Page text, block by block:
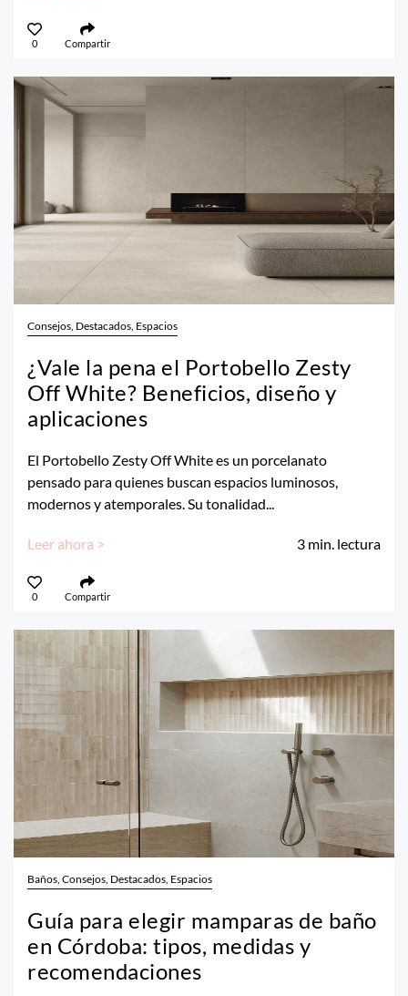
0 Compartir
Consejos, Destacados, Espacios
¿Vale la pena el Portobello Zesty
Off White? Beneficios, diseño y
aplicaciones
El Portobello Zesty Off White es un porcelanato
pensado para quienes buscan espacios luminosos,
modernos y atemporales. Su tonalidad...
Leer ahora > 3 min. lectura
0 Compartir
Baños, Consejos, Destacados, Espacios
Guía para elegir mamparas de baño
en Córdoba: tipos, medidas y
recomendaciones